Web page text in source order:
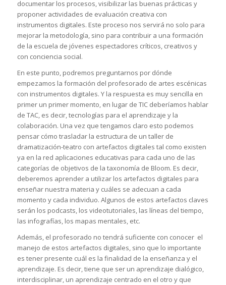
documentar los procesos, visibilizar las buenas prácticas y
proponer actividades de evaluación creativa con
instrumentos digitales. Este proceso nos servirá no solo para
mejorar la metodología, sino para contribuir a una formación
de la escuela de jóvenes espectadores críticos, creativos y
con conciencia social.
En este punto, podremos preguntarnos por dónde
empezamos la formación del profesorado de artes escénicas
con instrumentos digitales. Y la respuesta es muy sencilla en
primer un primer momento, en lugar de TIC deberíamos hablar
de TAC, es decir, tecnologías para el aprendizaje y la
colaboración. Una vez que tengamos claro esto podemos
pensar cómo trasladar la estructura de un taller de
dramatización-teatro con artefactos digitales tal como existen
ya en la red aplicaciones educativas para cada uno de las
categorías de objetivos de la taxonomía de Bloom. Es decir,
deberemos aprender a utilizar los artefactos digitales para
enseñar nuestra materia y cuáles se adecuan a cada
momento y cada individuo. Algunos de estos artefactos claves
serán los podcasts, los videotutoriales, las líneas del tiempo,
las infografías, los mapas mentales, etc.
Además, el profesorado no tendrá suficiente con conocer el
manejo de estos artefactos digitales, sino que lo importante
es tener presente cuál es la finalidad de la enseñanza y el
aprendizaje. Es decir, tiene que ser un aprendizaje dialógico,
interdisciplinar, un aprendizaje centrado en el otro y que